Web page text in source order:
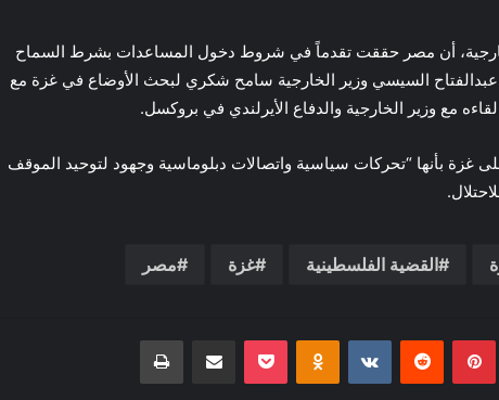
أن مصر حققت تقدماً في شروط دخول المساعدات بشرط السماح
عبدالفتاح السيسي وزير الخارجية سامح شكري لبحث الأوضاع في غزة مع
مع وزير الخارجية والدفاع الأيرلندي في بروكسل.
بأنها “تحركات سياسية واتصالات دبلوماسية وجهود لتوحيد الموقف
القضية الفلسطينية غزة مصر
بينتيريست Odnoklassniki
بوكيت مشاركة عبر البريد طباعة